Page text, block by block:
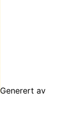
Generert av